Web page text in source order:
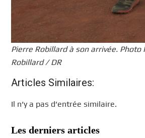
Pierre Robillard à son arrivée. Photo
Robillard / DR
Articles Similaires:
Il n’y a pas d’entrée similaire.
Les derniers articles